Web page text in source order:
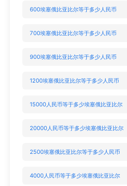
600埃塞俄比亚比尔等于多少人民币
700埃塞俄比亚比尔等于多少人民币
900埃塞俄比亚比尔等于多少人民币
1200埃塞俄比亚比尔等于多少人民币
15000人民币等于多少埃塞俄比亚比尔
20000人民币等于多少埃塞俄比亚比尔
2500埃塞俄比亚比尔等于多少人民币
4000人民币等于多少埃塞俄比亚比尔